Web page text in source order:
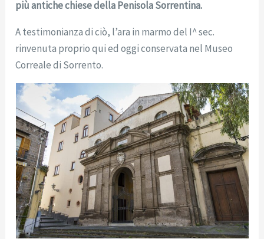
più antiche chiese della Penisola Sorrentina.
A testimonianza di ciò, l’ara in marmo del I^ sec.
rinvenuta proprio qui ed oggi conservata nel Museo
Correale di Sorrento.